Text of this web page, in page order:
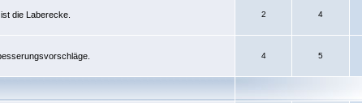
die Laberecke.
2 4
4 5